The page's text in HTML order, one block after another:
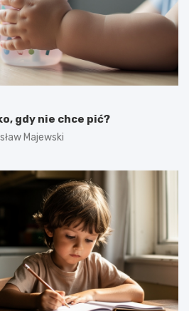
gdy nie chce pić?
Majewski